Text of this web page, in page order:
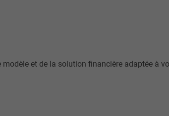
et de la solution financière adaptée à